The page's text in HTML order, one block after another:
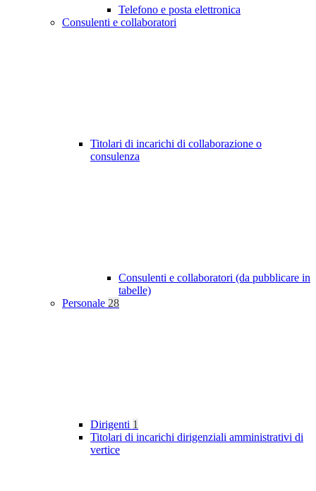
Telefono e posta elettronica
Consulenti e collaboratori
Titolari di incarichi di collaborazione o
consulenza
Consulenti e collaboratori (da pubblicare in
tabelle)
Personale 28
Dirigenti 1
Titolari di incarichi dirigenziali amministrativi di
vertice